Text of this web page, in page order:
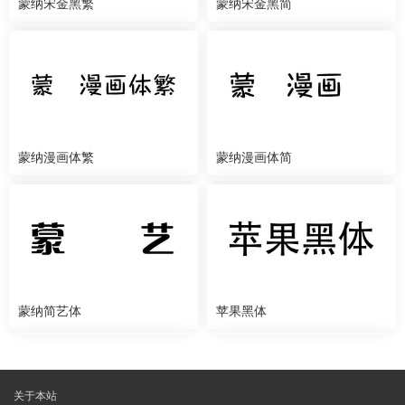
蒙纳宋金黑繁 蒙纳宋金黑简
蒙纳漫画体繁 蒙纳漫画体简
蒙纳简艺体 苹果黑体
关于本站